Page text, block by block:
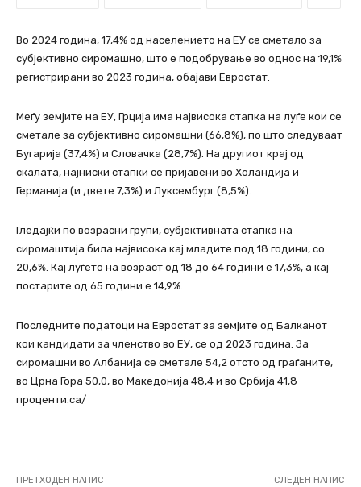
Во 2024 година, 17,4% од населението на ЕУ се сметало за
субјективно сиромашно, што е подобрување во однос на 19,1%
регистрирани во 2023 година, обајави Евростат.
Меѓу земјите на ЕУ, Грција има највисока стапка на луѓе кои се
сметале за субјективно сиромашни (66,8%), по што следуваат
Бугарија (37,4%) и Словачка (28,7%). На другиот крај од
скалата, најниски стапки се пријавени во Холандија и
Германија (и двете 7,3%) и Луксембург (8,5%).
Гледајќи по возрасни групи, субјективната стапка на
сиромаштија била највисока кај младите под 18 години, со
20,6%. Кај луѓето на возраст од 18 до 64 години е 17,3%, а кај
постарите од 65 години е 14,9%.
Последните податоци на Евростат за земјите од Балканот
кои кандидати за членство во ЕУ, се од 2023 година. За
сиромашни во Албанија се сметале 54,2 отсто од граѓаните,
во Црна Гора 50,0, во Македонија 48,4 и во Србија 41,8
проценти.са/
ПРЕТХОДЕН НАПИС СЛЕДЕН НАПИС